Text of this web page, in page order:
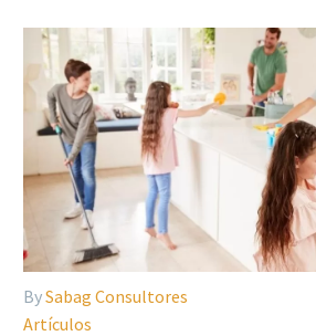
BySabag Consultores
Artículos